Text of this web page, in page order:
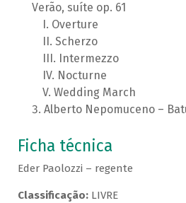
Verão, suíte op. 61
Overture
Scherzo
Intermezzo
Nocturne
Wedding March
Alberto Nepomuceno –
Ficha técnica
Eder Paolozzi – regente
Classificação:LIVRE